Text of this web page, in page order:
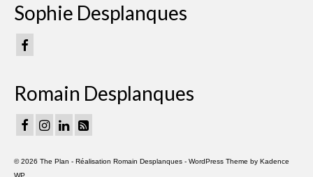
Sophie Desplanques
Romain Desplanques
© 2026 The Plan - Réalisation Romain Desplanques - WordPress Theme by Kadence
WP